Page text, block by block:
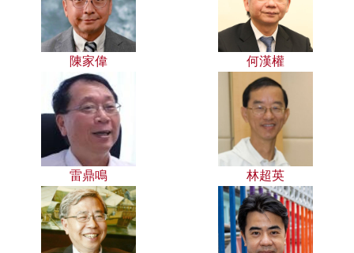
陳家偉 何漢權
雷鼎鳴 林超英